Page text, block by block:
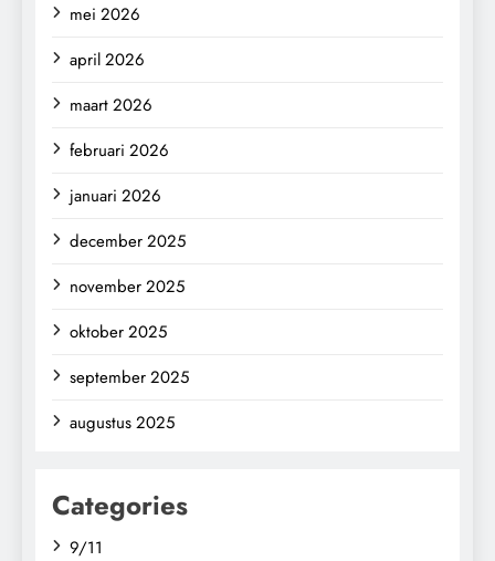
mei 2026
april 2026
maart 2026
februari 2026
januari 2026
december 2025
november 2025
oktober 2025
september 2025
augustus 2025
Categories
9/11